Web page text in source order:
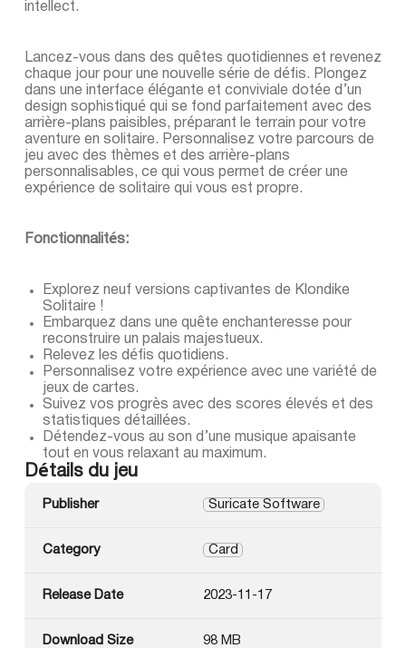
intellect.
Lancez-vous dans des quêtes quotidiennes et revenez
chaque jour pour une nouvelle série de défis. Plongez
dans une interface élégante et conviviale dotée d’un
design sophistiqué qui se fond parfaitement avec des
arrière-plans paisibles, préparant le terrain pour votre
aventure en solitaire. Personnalisez votre parcours de
jeu avec des thèmes et des arrière-plans
personnalisables, ce qui vous permet de créer une
expérience de solitaire qui vous est propre.
Fonctionnalités:
Explorez neuf versions captivantes de Klondike
Solitaire !
Embarquez dans une quête enchanteresse pour
reconstruire un palais majestueux.
Relevez les défis quotidiens.
Personnalisez votre expérience avec une variété de
jeux de cartes.
Suivez vos progrès avec des scores élevés et des
statistiques détaillées.
Détendez-vous au son d’une musique apaisante
tout en vous relaxant au maximum.
Détails du jeu
Publisher Suricate Software
Category Card
Release Date 2023-11-17
Download Size 98 MB